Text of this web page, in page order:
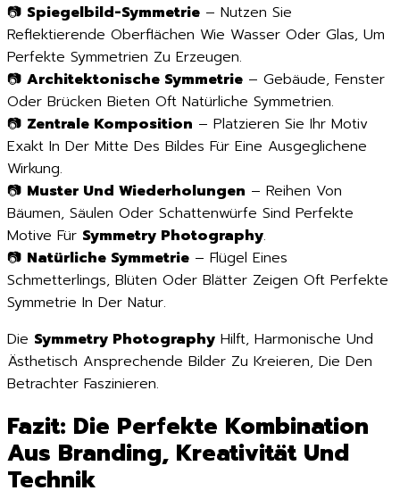
📷 Spiegelbild-Symmetrie – Nutzen Sie
Reflektierende Oberflächen Wie Wasser Oder Glas, Um
Perfekte Symmetrien Zu Erzeugen.
📷 Architektonische Symmetrie – Gebäude, Fenster
Oder Brücken Bieten Oft Natürliche Symmetrien.
📷 Zentrale Komposition – Platzieren Sie Ihr Motiv
Exakt In Der Mitte Des Bildes Für Eine Ausgeglichene
Wirkung.
📷 Muster Und Wiederholungen – Reihen Von
Bäumen, Säulen Oder Schattenwürfe Sind Perfekte
Motive Für Symmetry Photography.
📷 Natürliche Symmetrie – Flügel Eines
Schmetterlings, Blüten Oder Blätter Zeigen Oft Perfekte
Symmetrie In Der Natur.
Die Symmetry Photography Hilft, Harmonische Und
Ästhetisch Ansprechende Bilder Zu Kreieren, Die Den
Betrachter Faszinieren.
Fazit: Die Perfekte Kombination
Aus Branding, Kreativität Und
Technik